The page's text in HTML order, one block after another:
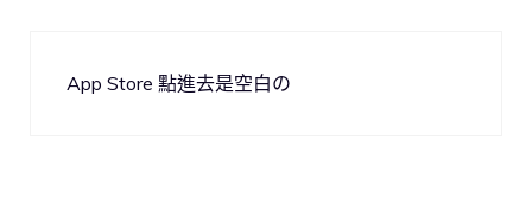
App Store 點進去是空白の